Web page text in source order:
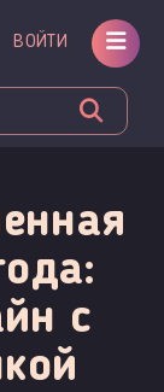
ВОЙТИ
c